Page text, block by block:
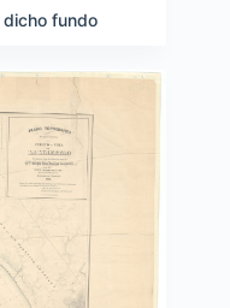
dicho fundo